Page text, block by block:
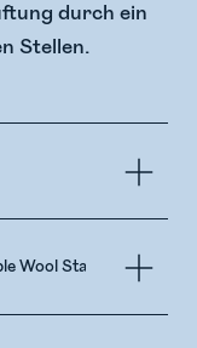
durch ein
Stellen.
Wool Standard